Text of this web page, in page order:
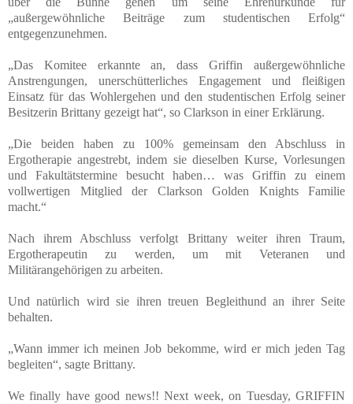
„außergewöhnliche Beiträge zum studentischen Erfolg“
entgegenzunehmen.
„Das Komitee erkannte an, dass Griffin außergewöhnliche
Anstrengungen, unerschütterliches Engagement und fleißigen
Einsatz für das Wohlergehen und den studentischen Erfolg seiner
Besitzerin Brittany gezeigt hat“, so Clarkson in einer Erklärung.
„Die beiden haben zu 100% gemeinsam den Abschluss in
Ergotherapie angestrebt, indem sie dieselben Kurse, Vorlesungen
und Fakultätstermine besucht haben… was Griffin zu einem
vollwertigen Mitglied der Clarkson Golden Knights Familie
macht.“
Nach ihrem Abschluss verfolgt Brittany weiter ihren Traum,
Ergotherapeutin zu werden, um mit Veteranen und
Militärangehörigen zu arbeiten.
Und natürlich wird sie ihren treuen Begleithund an ihrer Seite
behalten.
„Wann immer ich meinen Job bekomme, wird er mich jeden Tag
begleiten“, sagte Brittany.
We finally have good news!! Next week, on Tuesday, GRIFFIN